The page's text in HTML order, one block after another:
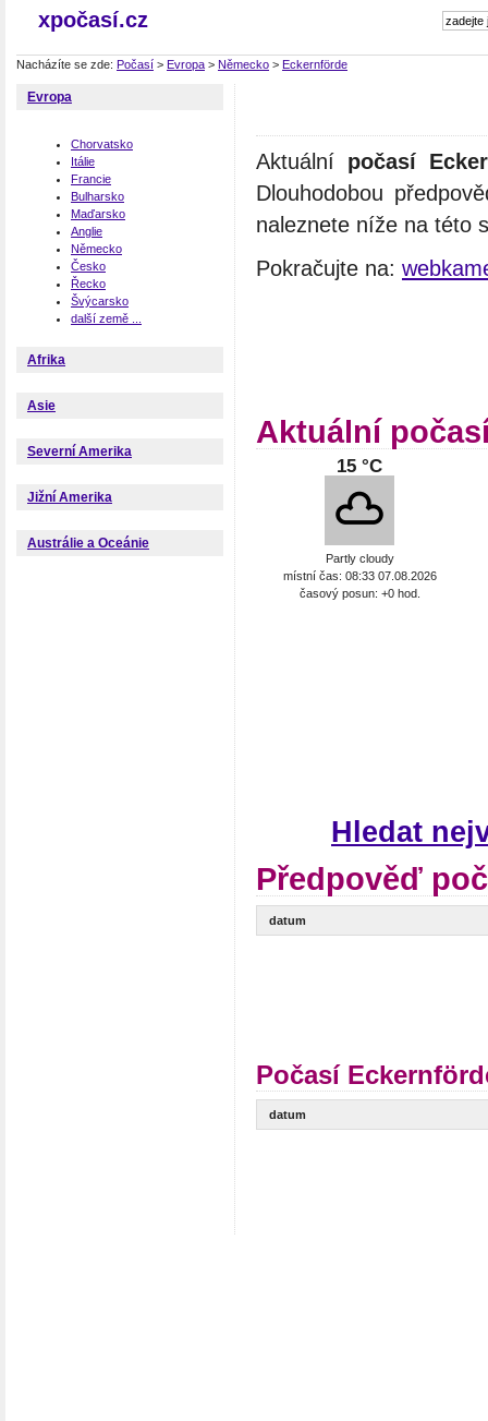
xpočasí.cz
Nacházíte se zde: Počasí > Evropa > Německo > Eckernförde
Evropa
Chorvatsko
Itálie
Francie
Bulharsko
Maďarsko
Anglie
Německo
Česko
Řecko
Švýcarsko
další země ...
Afrika
Asie
Severní Amerika
Jižní Amerika
Austrálie a Oceánie
Aktuální počasí
Dlouhodobou
naleznete níže na této
Pokračujte na:
Aktuální
15 °C
Partly cloudy
místní čas: 08:33 07.08.2026
časový posun: +0 hod.
Hledat
Předpověď
datum
Počasí
datum